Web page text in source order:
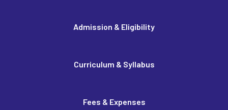
Admission & Eligibility
Curriculum & Syllabus
Fees & Expenses